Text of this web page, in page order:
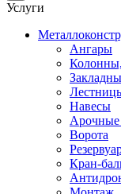
Услуги
Ангары
Навесы
Арочные
Ворота
Кран-